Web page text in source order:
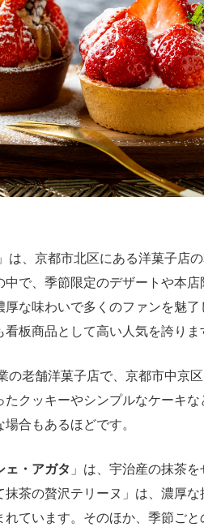
」は、京都市北区にある洋菓子店
で、季節限定のデザートや本
な味わいで多くのファンを魅
板商品として高い人気を誇りま
の老舗洋菓子店で、京都市中京
クッキーやシンプルなケーキ
合もあるほどです。
ェ・アガタ 」は、宇治産の抹茶
茶の贅沢テリーヌ」は、濃厚
ています。そのほか、季節ご